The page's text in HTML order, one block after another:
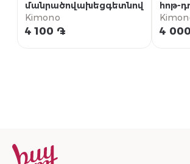
մանրածովախեցգետնով
Kimono
4 100 ֏
հոթ-
4